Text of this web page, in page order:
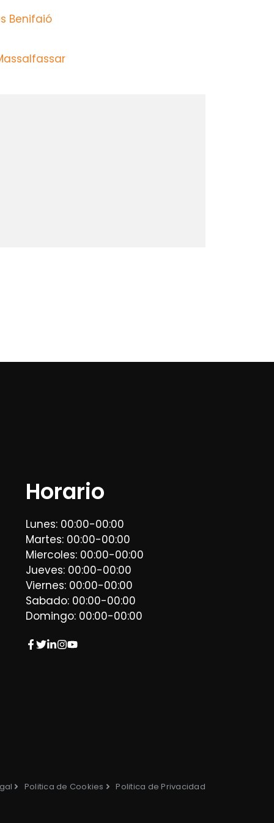
Benifaió
Horario
Lunes: 00:00-00:00
Martes: 00:00-00:00
Miercoles: 00:00-00:00
Jueves: 00:00-00:00
Viernes: 00:00-00:00
Sabado: 00:00-00:00
Domingo: 00:00-00:00
Politica de Cookies Politica de Privacidad